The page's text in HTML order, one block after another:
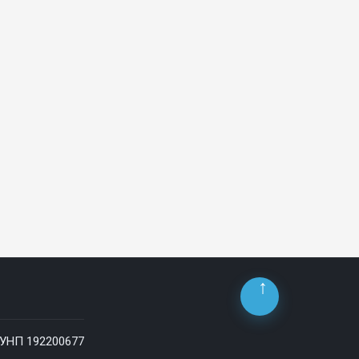
192200677